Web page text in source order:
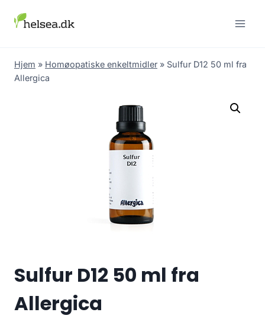
Hjem » Homøopatiske enkeltmidler » Sulfur D12 50 ml fra
Allergica
Sulfur D12 50 ml fra
Allergica